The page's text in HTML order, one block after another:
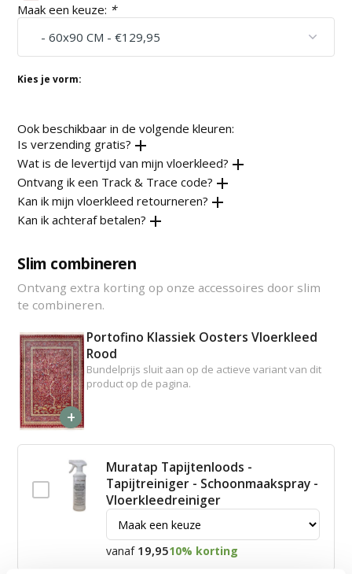
Maak een keuze: *
Kies je vorm:
Ook beschikbaar in de volgende kleuren:
Is verzending gratis?
Wat is de levertijd van mijn vloerkleed?
Ontvang ik een Track & Trace code?
Kan ik mijn vloerkleed retourneren?
Kan ik achteraf betalen?
Slim combineren
Ontvang extra korting op onze accessoires door slim
te combineren.
+
Portofino Klassiek Oosters Vloerkleed
Rood
Bundelprijs sluit aan op de actieve variant van dit
product op de pagina.
Muratap Tapijtenloods -
Tapijtreiniger - Schoonmaakspray -
Vloerkleedreiniger
vanaf 19,9510% korting